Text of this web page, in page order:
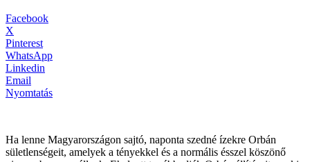
Facebook
X
Pinterest
WhatsApp
Linkedin
Email
Nyomtatás
Ha lenne Magyarországon sajtó, naponta szedné ízekre Orbán
sületlenségeit, amelyek a tényekkel és a normális ésszel köszönő